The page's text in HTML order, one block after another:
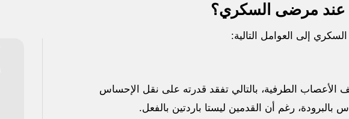
عند مرضى السكري؟
إلى العوامل التالية:
الأعصاب الطرفية، بالتالي تفقد قدرته على نقل الإحساس
رغم أن القدمين ليستا باردتين بالفعل.